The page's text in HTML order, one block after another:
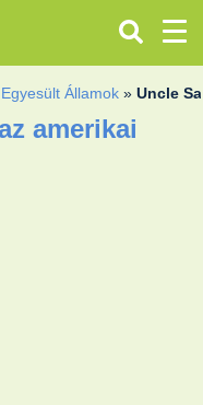
Államok »Uncle
amerikai